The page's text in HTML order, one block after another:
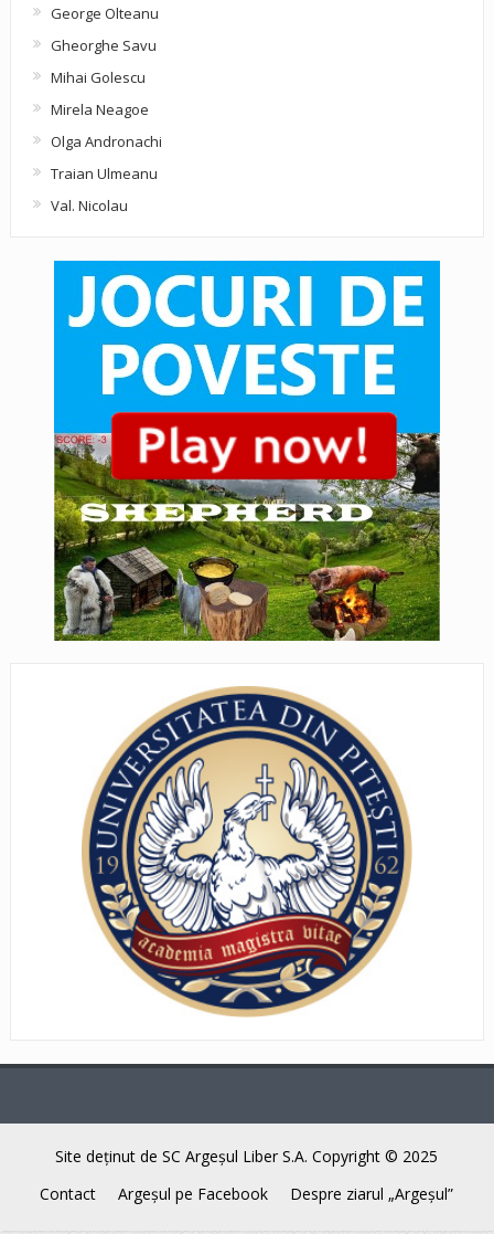
George Olteanu
Gheorghe Savu
Mihai Golescu
Mirela Neagoe
Olga Andronachi
Traian Ulmeanu
Val. Nicolau
Site deţinut de SC Argeşul Liber S.A. Copyright © 2025
Contact
Argeşul pe Facebook Despre ziarul „Argeşul”